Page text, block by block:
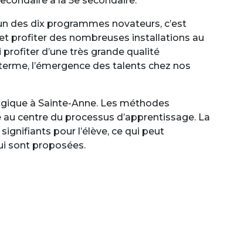
des dix programmes novateurs, c’est
profiter des nombreuses installations au
profiter d’une très grande qualité
l’émergence des talents chez nos
à Sainte-Anne. Les méthodes
centre du processus d’apprentissage. La
pour l’élève, ce qui peut
sont proposées.